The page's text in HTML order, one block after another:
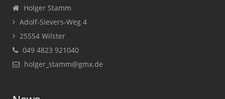
Holger Stamm
Adolf-Sievers-Weg 4
25554 Wilster
049 4823 921040
holger_stamm@gmx.de